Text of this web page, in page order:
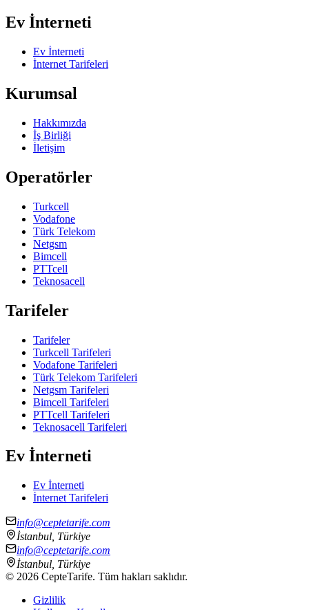
Ev İnterneti
Ev İnterneti
İnternet Tarifeleri
Kurumsal
Hakkımızda
İş Birliği
İletişim
Operatörler
Turkcell
Vodafone
Türk Telekom
Netgsm
Bimcell
PTTcell
Teknosacell
Tarifeler
Tarifeler
Turkcell Tarifeleri
Vodafone Tarifeleri
Türk Telekom Tarifeleri
Netgsm Tarifeleri
Bimcell Tarifeleri
PTTcell Tarifeleri
Teknosacell Tarifeleri
Ev İnterneti
Ev İnterneti
İnternet Tarifeleri
info@ceptetarife.com
İstanbul, Türkiye
info@ceptetarife.com
İstanbul, Türkiye
© 2026 CepteTarife. Tüm hakları saklıdır.
Gizlilik